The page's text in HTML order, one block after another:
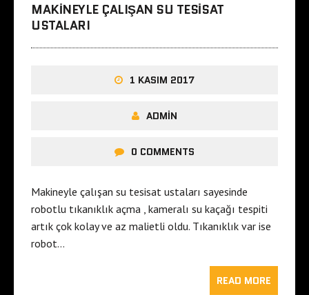
MAKINEYLE ÇALIŞAN SU TESISAT
USTALARI
1 KASIM 2017
ADMIN
0 COMMENTS
Makineyle çalışan su tesisat ustaları sayesinde
robotlu tıkanıklık açma , kameralı su kaçağı tespiti
artık çok kolay ve az malietli oldu. Tıkanıklık var ise
robot…
READ MORE